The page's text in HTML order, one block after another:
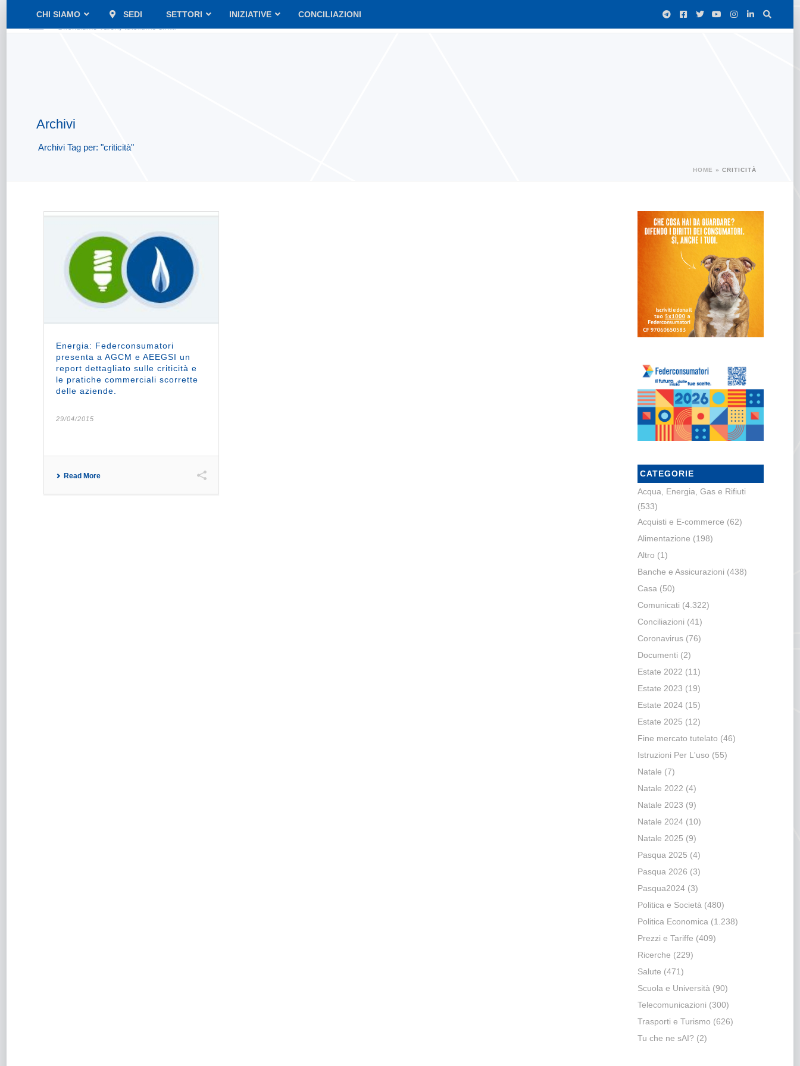
CHI SIAMO SEDI SETTORI INIZIATIVE CONCILIAZIONI
Archivi
Archivi Tag per: "criticità"
HOME » CRITICITÀ
Energia: Federconsumatori
presenta a AGCM e AEEGSI un
report dettagliato sulle criticità e
le pratiche commerciali scorrette
delle aziende.
29/04/2015
Read More
CATEGORIE
Acqua, Energia, Gas e Rifiuti
(533)
Acquisti e E-commerce (62)
Alimentazione (198)
Altro (1)
Banche e Assicurazioni (438)
Casa (50)
Comunicati (4.322)
Conciliazioni (41)
Coronavirus(76)
Documenti (2)
Estate 2022 (11)
Estate 2023 (19)
Estate 2024(15)
Estate 2025 (12)
Fine mercato tutelato (46)
Istruzioni Per L'uso (55)
Natale (7)
Natale 2022 (4)
Natale 2023 (9)
Natale 2024(10)
Natale 2025 (9)
Pasqua 2025 (4)
Pasqua 2026 (3)
Pasqua2024(3)
Politica e Società (480)
Politica Economica (1.238)
Prezzi e Tariffe (409)
Ricerche (229)
Salute (471)
Scuola e Università (90)
Telecomunicazioni (300)
Trasporti e Turismo (626)
Tu che ne sAI? (2)